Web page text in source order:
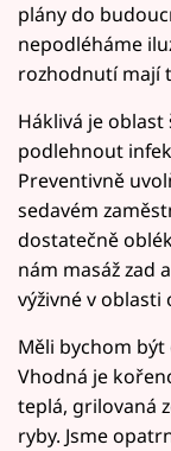
plány do
nepodléháme
rozhodnutí mají
Háklivá je
podlehnout
Preventivně
sedavém
dostatečně
nám masáž zad
výživné v oblasti
Měli bychom
Vhodná je
teplá, grilovaná
ryby. Jsme